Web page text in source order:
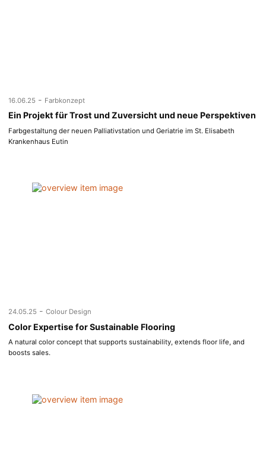
16.06.25 - Farbkonzept
Ein Projekt für Trost und Zuversicht und neue Perspektiven
Farbgestaltung der neuen Palliativstation und Geriatrie im St. Elisabeth
Krankenhaus Eutin
24.05.25 - Colour Design
Color Expertise for Sustainable Flooring
A natural color concept that supports sustainability, extends floor life, and
boosts sales.